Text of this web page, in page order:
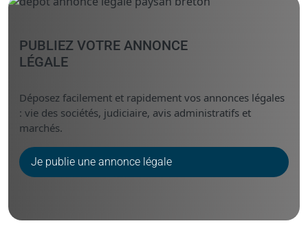
PUBLIEZ VOTRE ANNONCE
LÉGALE
Déposez facilement et rapidement vos annonces légales
: vie des sociétés, judiciaire, avis administratifs et
marchés.
Je publie une annonce légale